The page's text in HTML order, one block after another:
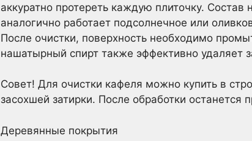
аккуратно протереть каждую плиточку.
аналогично работает подсолнечное или
После очистки, поверхность необходимо
нашатырный спирт также эффективно удаляет
Совет! Для очистки кафеля можно купить в
засохшей затирки. После обработки останется
Деревянные покрытия